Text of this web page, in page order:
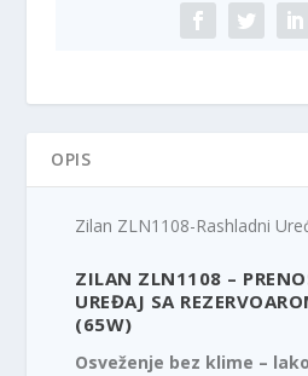
OPIS
Zilan ZLN1108-Rashladni
ZILAN ZLN1108 –
UREĐAJ SA
(65W)
Osveženje bez klime –